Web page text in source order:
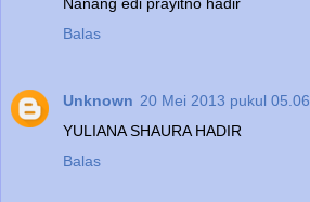
Nanang edi prayitno hadir
Balas
Unknown 20 Mei 2013 pukul 05.06
YULIANA SHAURA HADIR
Balas